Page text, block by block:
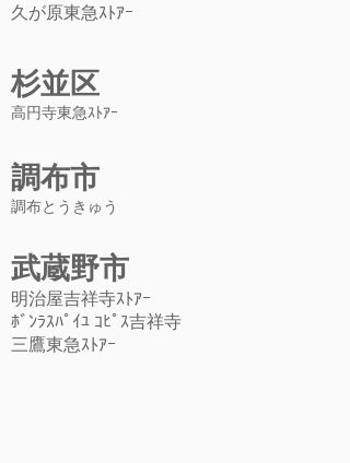
​久が原東急ｽﾄｱｰ
杉並区
​高円寺東急ｽﾄｱｰ
調布市
調布とうきゅう
武蔵野市
明治屋吉祥寺ｽﾄｱｰ
ﾎﾞﾝﾗｽﾊﾟｲﾕ ｺﾋﾟｽ吉祥寺
​三鷹東急ｽﾄｱｰ